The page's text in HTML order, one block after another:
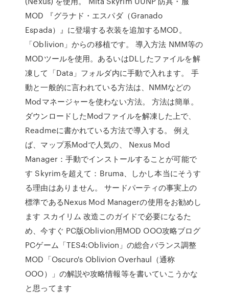
MOD 『グラナド・エスパダ（Granado
Espada）』に登場する衣装を追加するMOD。
「Oblivion」からの移植です。 導入方法 NMM等の
MODツールを使用。あるいはDLしたファイルを解
凍して「Data」フォルダ内に手動で入れます。 手
動と一般的に言われている方法は、NMMなどの
Modマネージャーを使わない方法。 方法は簡単。
ダウンロードしたModファイルを解凍した上で、
Readmeに書かれている方法で導入する。 例え
ば、マップ系Modで人気の、 Nexus Mod
Manager：手動でインストールすることが可能で
す Skyrimを超えて：Bruma、しかし本当にそうす
る理由はありません。 サードパーティの事実上の
標準であるNexus Mod Managerの使用をお勧めし
ます スカイリム 改造このガイドで必要になるた
め、今すぐ PC版Oblivion用MOD OOO攻略ブログ
PCゲーム「TES4:Oblivion」の総合バランス調整
MOD「Oscuro's Oblivion Overhaul（通称
OOO）」の解説や攻略情報等を書いていこうかな
と思ってます